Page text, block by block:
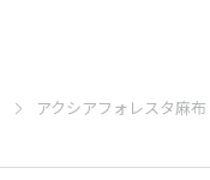
アクシアフォレスタ麻布